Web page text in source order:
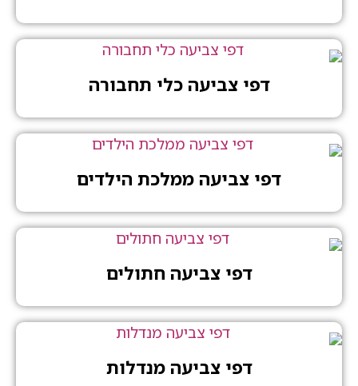
דפי צביעה כלי תחבורה
דפי צביעה ממלכת הילדים
דפי צביעה חתולים
דפי צביעה מנדלות